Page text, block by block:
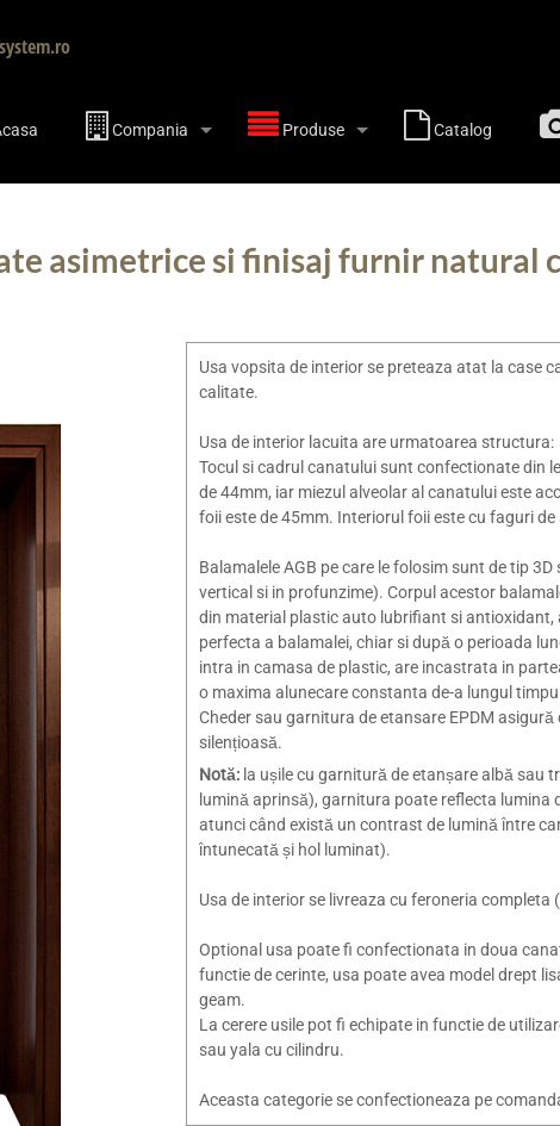
Compania Produse Catalog
asimetrice si finisaj furnir natural
Usa vopsita de interior se preteaza atat la case
calitate.
Usa de interior lacuita are urmatoarea structura:
Tocul si cadrul canatului sunt confectionate din
de 44mm, iar miezul alveolar al canatului este
foii este de 45mm. Interiorul foii este cu faguri
Balamalele AGB pe care le folosim sunt de tip
vertical si in profunzime). Corpul acestor
din material plastic auto lubrifiant si
perfecta a balamalei, chiar si după o perioada
intra in camasa de plastic, are incastrata in
o maxima alunecare constanta de-a lungul
Cheder sau garnitura de etansare EPDM
silențioasă.
Notă: la ușile cu garnitură de etanșare albă sau
lumină aprinsă), garnitura poate reflecta lumina
atunci când există un contrast de lumină între
întunecată și hol luminat).
Usa de interior se livreaza cu feroneria completa
Optional usa poate fi confectionata in doua
functie de cerinte, usa poate avea model drept
geam.
La cerere usile pot fi echipate in functie de
sau yala cu cilindru.
Aceasta categorie se confectioneaza pe